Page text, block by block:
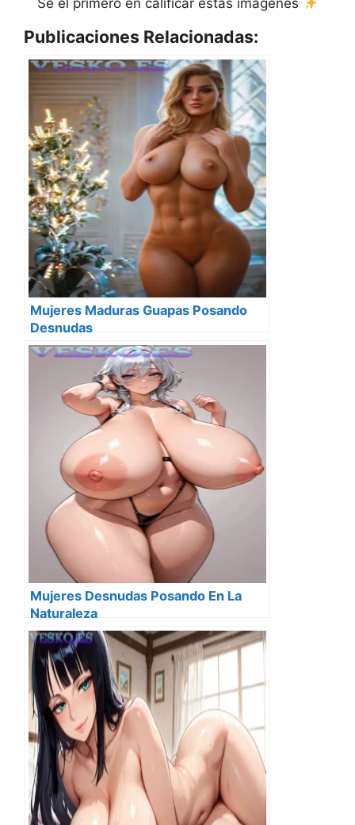
Sé el primero en calificar estas imágenes
Publicaciones Relacionadas:
Mujeres Maduras Guapas Posando
Desnudas
Mujeres Desnudas Posando En La
Naturaleza